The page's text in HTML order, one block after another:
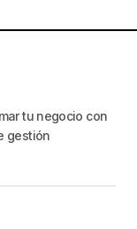
tu negocio con
gestión